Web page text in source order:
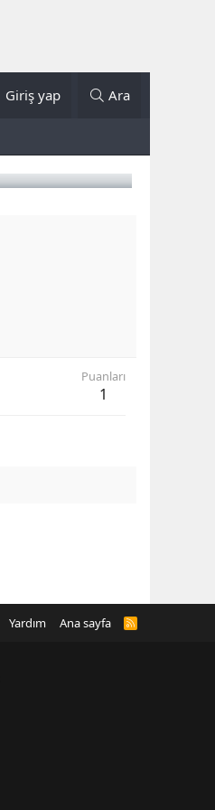
Giriş yap Ara
Puanları
1
Yardım Ana sayfa
R